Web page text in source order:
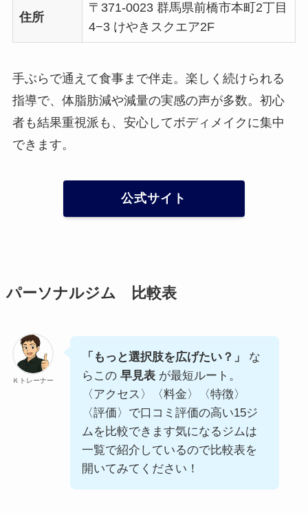
住所
〒371-0023 群馬県前橋市本町2丁目
4−3 けやきスクエア2F
手ぶらで通えて食事まで伴走。楽しく続けられる
指導で、体脂肪減や減量の実感の声が多数。初心
者も結果重視派も、安心してボディメイクに集中
できます。
公式サイト
パーソナルジム 比較表
Ｋトレーナー
「もっと選択肢を広げたい？」
な
らこの 早見表が最短ルート。
〈アクセス〉〈料金〉〈特徴〉
〈評価〉で口コミ評価の高い15ジ
ムを比較できます気になるジムは
一覧で紹介しているので比較表を
開いてみてください！